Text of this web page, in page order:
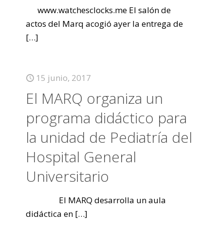
www.watchesclocks.me El salón de
actos del Marq acogió ayer la entrega de
[…]
15 junio, 2017
El MARQ organiza un
programa didáctico para
la unidad de Pediatría del
Hospital General
Universitario
El MARQ desarrolla un aula
didáctica en […]